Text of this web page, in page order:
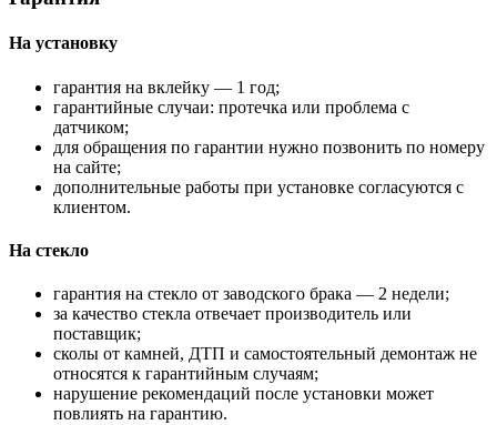
На установку
гарантия на вклейку — 1 год;
гарантийные случаи: протечка или проблема с
датчиком;
для обращения по гарантии нужно позвонить по номеру
на сайте;
дополнительные работы при установке согласуются с
клиентом.
На стекло
гарантия на стекло от заводского брака — 2 недели;
за качество стекла отвечает производитель или
поставщик;
сколы от камней, ДТП и самостоятельный демонтаж не
относятся к гарантийным случаям;
нарушение рекомендаций после установки может
повлиять на гарантию.